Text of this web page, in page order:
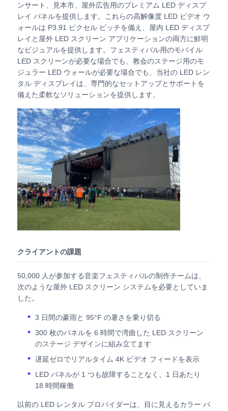
私たちについて
工場見学
品質管理
お問い合わせ
ニュース
ケース
引金 を 求め て ください
LEDディスプレイ画面
ステージLEDスクリーンレンタル
コブLEDビデオ壁
透明なLEDディスプレイ
ンサート、見本市、屋外広告用のプレミアム LED ディスプ
レイ パネルを提供します。これらの高解像度 LED ビデオ ウ
ォールは P3.91 ピクセル ピッチを備え、屋内 LED ディスプ
レイと屋外 LED スクリーン アプリケーションの両方に鮮明
なビジュアルを提供します。フェスティバル用のモバイル
LED スクリーンが必要な場合でも、教会のステージ用のモ
ジュラー LED ウォールが必要な場合でも、当社の LED レン
タル ディスプレイは、専門的なセットアップとサポートを
備えた柔軟なソリューションを提供します。
クライアントの課題
50,000 人が参加する音楽フェスティバルの制作チームは、
次のような屋外 LED スクリーン システムを必要としていま
した。
3 日間の豪雨と 95°F の暑さを乗り切る
300 枚のパネルを 6 時間で湾曲した LED スクリーン
のステージ デザインに組み立てます
遅延ゼロでリアルタイム 4K ビデオ フィードを表示
LED パネルが 1 つも故障することなく、1 日あたり
18 時間稼働
以前の LED レンタル プロバイダーは、目に見えるカラー バ